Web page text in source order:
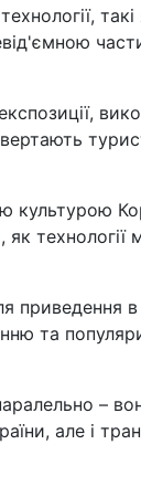
такі
культурою
технології
приведення
та
–
але і